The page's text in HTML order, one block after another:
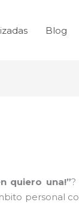
Blog
quiero una!”?
personal